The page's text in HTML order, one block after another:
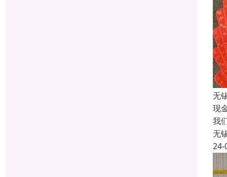
无
现
我
无
24-